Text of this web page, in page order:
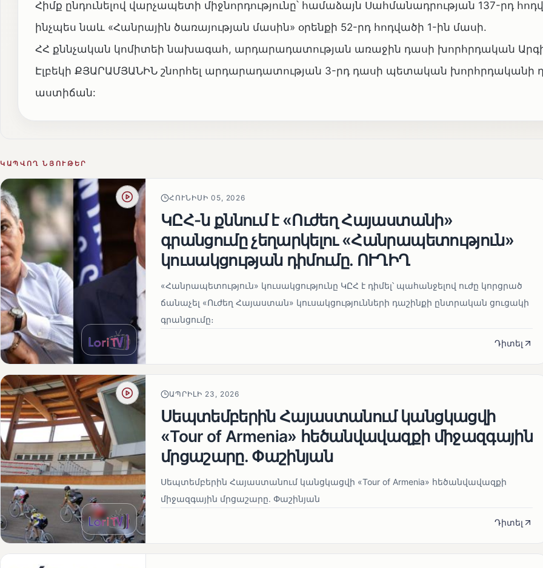
Հիմք ընդունելով վարչապետի միջնորդությունը՝ համաձայն Սահմանադրության 137-րդ
ինչպես նաև «Հանրային ծառայության մասին» օրենքի 52-րդ հոդվածի 1-ին մասի.
ՀՀ քննչական կոմիտեի նախագահ, արդարադատության առաջին դասի խորհրդական
Էլբեկի ՔՅԱՐԱՄՅԱՆԻՆ շնորհել արդարադատության 3-րդ դասի պետական խորհրդականի
աստիճան:
ԿԱՊՎՈՂ ՆՅՈՒԹԵՐ
ՀՈՒՆԻՍԻ 05, 2026
ԿԸՀ-ն քննում է «Ուժեղ Հայաստանի»
գրանցումը չեղարկելու «Հանրապետություն»
կուսակցության դիմումը. ՈՒՂԻՂ
«Հանրապետություն» կուսակցությունը ԿԸՀ է դիմել՝ պահանջելով ուժը կորցրած
ճանաչել «Ուժեղ Հայաստան» կուսակցությունների դաշինքի ընտրական ցուցակի
գրանցումը։
Դիտել
ԱՊՐԻԼԻ 23, 2026
Սեպտեմբերին Հայաստանում կանցկացվի
«Tour of Armenia» հեծանվավազքի միջազգային
մրցաշարը. Փաշինյան
Սեպտեմբերին Հայաստանում կանցկացվի «Tour of Armenia» հեծանվավազքի
միջազգային մրցաշարը. Փաշինյան
Դիտել